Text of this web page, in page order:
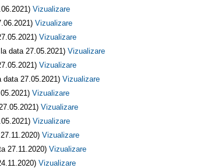
Vizualizare
Vizualizare
Vizualizare
data 27.05.2021) Vizualizare
Vizualizare
data 27.05.2021) Vizualizare
Vizualizare
Vizualizare
Vizualizare
Vizualizare
27.11.2020) Vizualizare
Vizualizare